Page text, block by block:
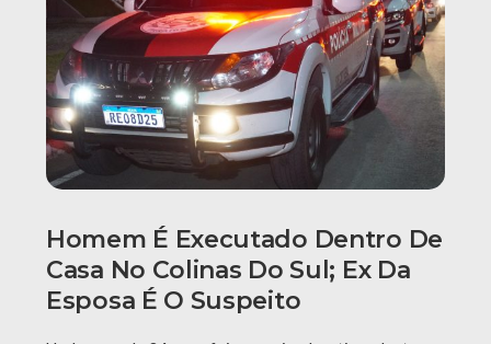
Homem É Executado Dentro De
Casa No Colinas Do Sul; Ex Da
Esposa É O Suspeito